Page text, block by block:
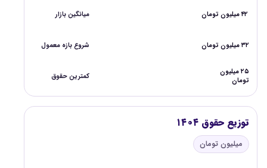
میانگین بازار ۴۲ میلیون تومان
شروع بازه معمول ۳۲ میلیون تومان
کمترین حقوق
۲۵ میلیون
تومان
توزیع حقوق ۱۴۰۴
میلیون تومان